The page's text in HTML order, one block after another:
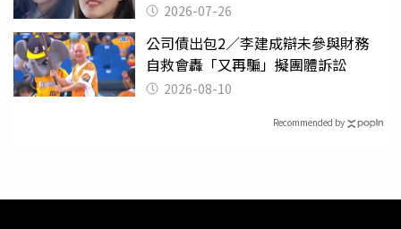
2026-07-26
公司債出包2／李建成辯未參與財務
自救會轟「又再騙」擬團體訴訟
2026-08-10
Recommended by